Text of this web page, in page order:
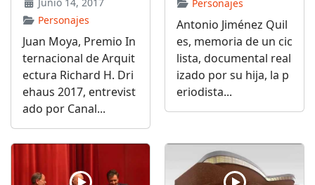
Personajes
Juan Moya, Premio In
ternacional de Arquit
ectura Richard H. Dri
ehaus 2017, entrevist
ado por Canal...
Personajes
Antonio Jiménez Quil
es, memoria de un cic
lista, documental real
izado por su hija, la p
eriodista...